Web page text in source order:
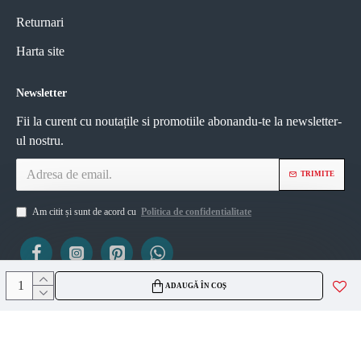
ADAUGĂ ÎN COȘ
Returnari
Harta site
Newsletter
Fii la curent cu noutațile si promotiile abonandu-te la newsletter-
ul nostru.
TRIMITE
Am citit și sunt de acord cu Politica de confidentialitate
ViZIO AGS SRL